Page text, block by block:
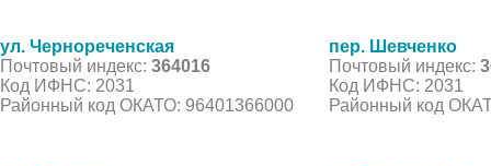
ул. Чернореченская
Почтовый индекс: 364016
Код ИФНС: 2031
Районный код ОКАТО: 96401366000
пер. Шевченко
Почтовый индекс:
Код ИФНС: 2031
Районный код